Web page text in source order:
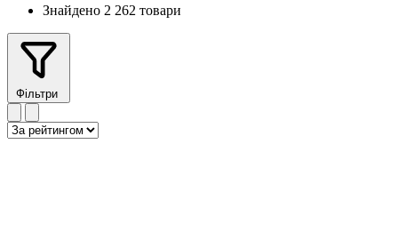
Знайдено 2 262 товари
Фільтри